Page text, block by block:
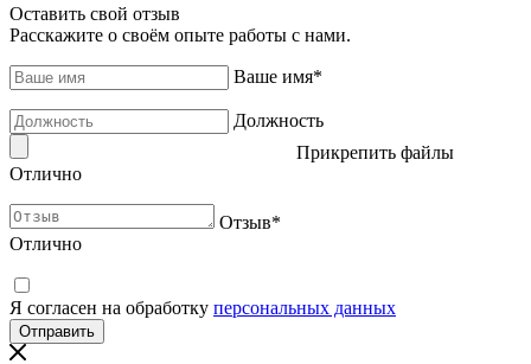
Оставить свой отзыв
Расскажите о своём опыте работы с нами.
Ваше имя*
Должность
Прикрепить файлы
Отлично
Отзыв*
Отлично
Я согласен на обработку персональных данных